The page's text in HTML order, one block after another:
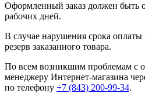
Оформленный заказ должен быть
рабочих дней.
В случае нарушения срока оплаты
резерв заказанного товара.
По всем возникшим проблемам с
менеджеру Интернет-магазина
по телефону +7 (843) 200-99-34.